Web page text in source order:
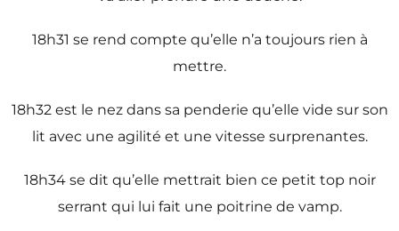
18h31 se rend compte qu’elle n’a toujours rien à
mettre.
18h32 est le nez dans sa penderie qu’elle vide sur son
lit avec une agilité et une vitesse surprenantes.
18h34 se dit qu’elle mettrait bien ce petit top noir
serrant qui lui fait une poitrine de vamp.